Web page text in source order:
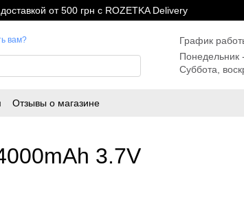
от 500 грн с ROZETKA Delivery
вам?
График
Понедельник
Суббота,
Отзывы о магазине
3.7V